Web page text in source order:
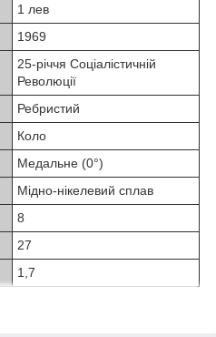
1 лев
1969
25-річчя Соціалістичній
Революції
Ребристий
Коло
Медальне (0°)
Мідно-нікелевий сплав
8
27
1,7